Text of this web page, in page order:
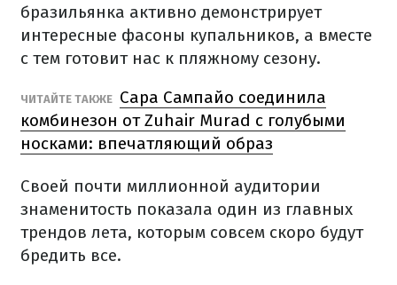
бразильянка активно демонстрирует
интересные фасоны купальников, а вместе
с тем готовит нас к пляжному сезону.
ЧИТАЙТЕ ТАКЖЕ Сара Сампайо соединила
комбинезон от Zuhair Murad с голубыми
носками: впечатляющий образ
Своей почти миллионной аудитории
знаменитость показала один из главных
трендов лета, которым совсем скоро будут
бредить все.